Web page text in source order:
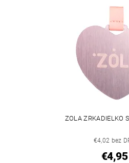
ZOLA ZRKADIELKO
€4,02 bez
€4,95